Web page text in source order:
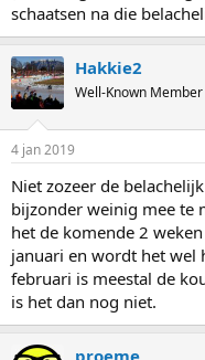
schaatsen na die
Hakkie2
Well-Known Member
4 jan 2019
Niet zozeer de
bijzonder weinig mee te
het de komende 2
januari en wordt het wel
februari is meestal de
is het dan nog niet.
proeme